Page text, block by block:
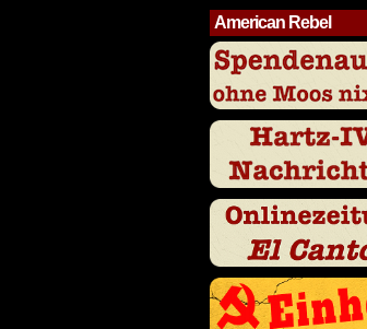
American Rebel